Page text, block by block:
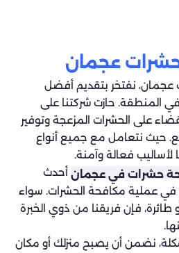
عجمان
نفتخر بتقديم أفضل
المنطقة. حازت شركتنا على
على الحشرات المزعجة وتوفير
حيث نتعامل مع جميع أنواع
فعالة وآمنة.
حشرات في عجمان أحدث
في عملية مكافحة الحشرات. سواء
طائرة، فإن فريقنا من ذوي الخبرة
نضمن أن يصبح منزلك أو مكان